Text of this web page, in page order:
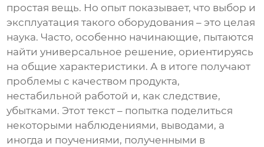
простая вещь. Но опыт показывает, что выбор и
эксплуатация такого оборудования – это целая
наука. Часто, особенно начинающие, пытаются
найти универсальное решение, ориентируясь
на общие характеристики. А в итоге получают
проблемы с качеством продукта,
нестабильной работой и, как следствие,
убытками. Этот текст – попытка поделиться
некоторыми наблюдениями, выводами, а
иногда и поучениями, полученными в